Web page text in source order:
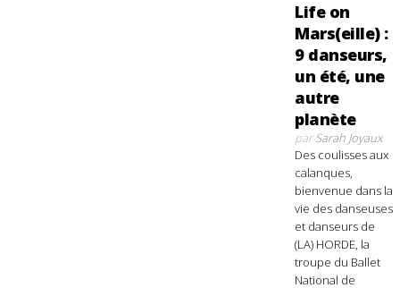
Life on
Mars(eille) :
9 danseurs,
un été, une
autre
planète
parSarah Joyaux
Des coulisses aux
calanques,
bienvenue dans la
vie des danseuses
et danseurs de
(LA) HORDE, la
troupe du Ballet
National de